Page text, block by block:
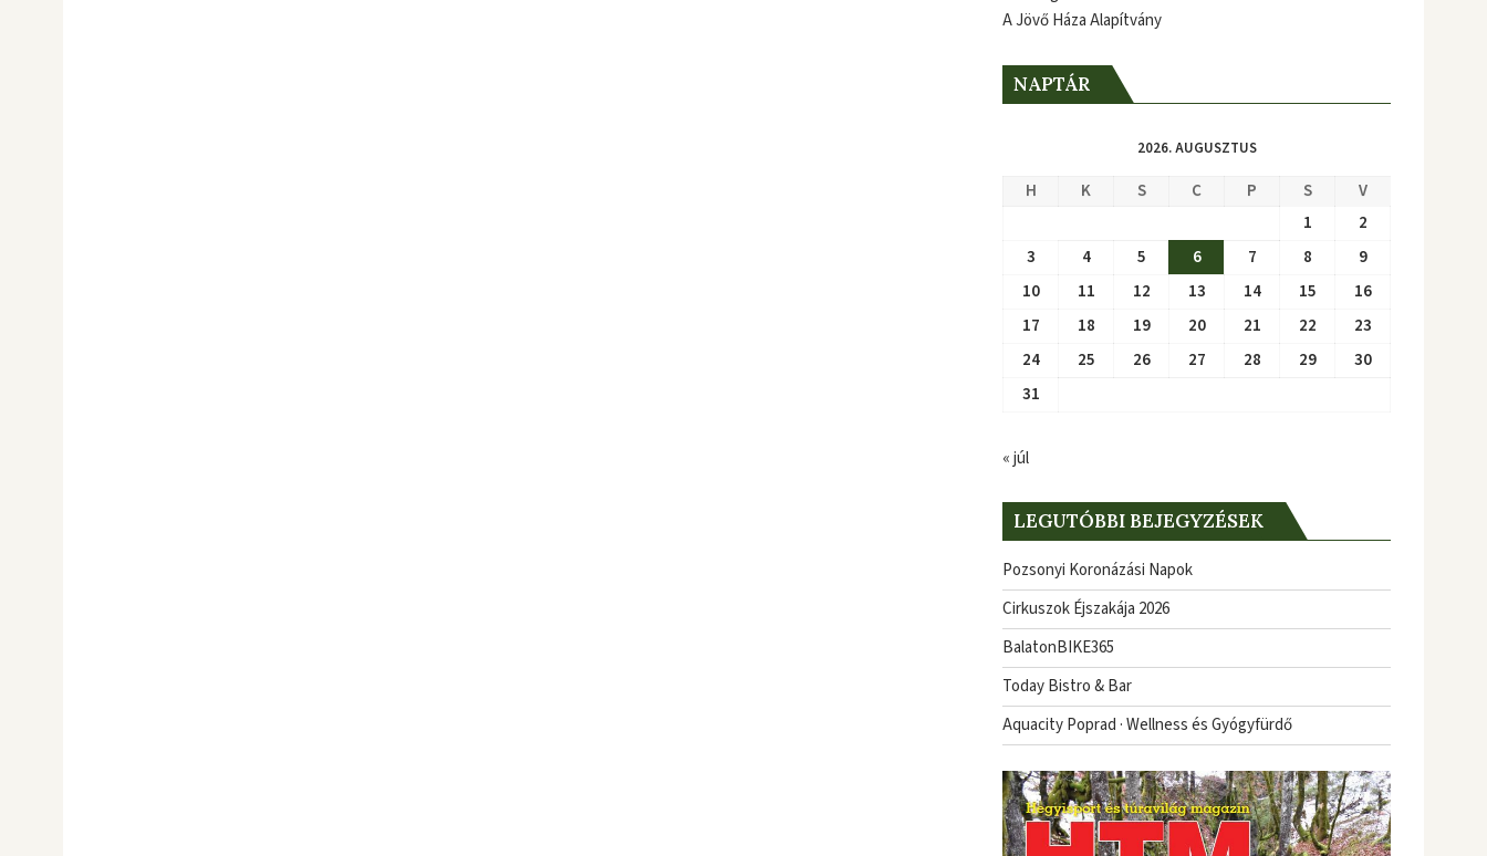
A Jövő Háza Alapítvány
NAPTÁR
2026. AUGUSZTUS
H K S C P S
V
1
2
3
4 5 6 7 8
9
10
11 12 13 14 15
16
17
18 19 20 21 22
23
24
25 26 27 28 29
30
31
« júl
LEGUTÓBBI BEJEGYZÉSEK
Pozsonyi Koronázási Napok
Cirkuszok Éjszakája 2026
BalatonBIKE365
Today Bistro & Bar
Aquacity Poprad · Wellness és Gyógyfürdő